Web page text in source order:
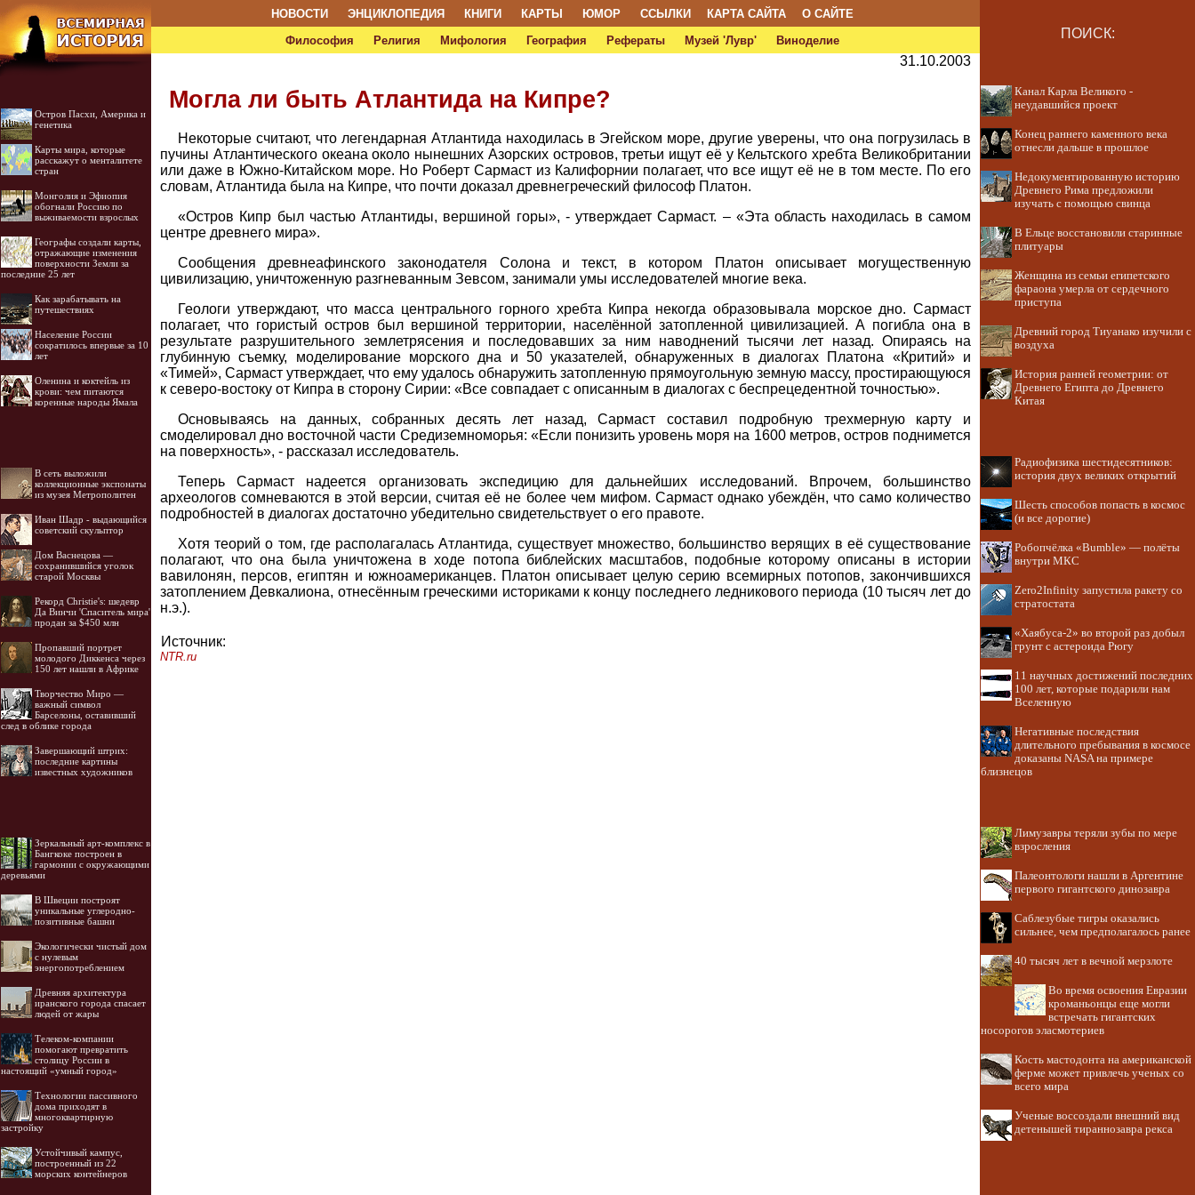
НОВОСТИ ЭНЦИКЛОПЕДИЯ КНИГИ КАРТЫ ЮМОР ССЫЛКИ КАРТА САЙТА
О САЙТЕ
Философия
Религия Мифология География Рефераты Музей 'Лувр' Виноделие ПОИСК:
Остров Пасхи, Америка и
генетика
Карты мира, которые
расскажут о менталитете
стран
Монголия и Эфиопия
обогнали Россию по
выживаемости взрослых
Географы создали карты,
отражающие изменения
поверхности Земли за
последние 25 лет
Как зарабатывать на
путешествиях
Население России
сократилось впервые за 10
лет
Оленина и коктейль из
крови: чем питаются
коренные народы Ямала
В сеть выложили
коллекционные экспонаты
из музея Метрополитен
Иван Шадр - выдающийся
советский скульптор
Дом Васнецова —
сохранившийся уголок
старой Москвы
Рекорд Christie's: шедевр
Да Винчи 'Спаситель мира'
продан за $450 млн
Пропавший портрет
молодого Диккенса через
150 лет нашли в Африке
Творчество Миро —
важный символ
Барселоны, оставивший
след в облике города
Завершающий штрих:
последние картины
известных художников
Зеркальный арт-комплекс в
Бангкоке построен в
гармонии с окружающими
деревьями
В Швеции построят
уникальные углеродно-
позитивные башни
Экологически чистый дом
с нулевым
энергопотреблением
Древняя архитектура
иранского города спасает
людей от жары
Телеком-компании
помогают превратить
столицу России в
настоящий «умный город»
Технологии пассивного
дома приходят в
многоквартирную
застройку
Устойчивый кампус,
построенный из 22
морских контейнеров
31.10.2003
Могла ли быть Атлантида на Кипре?
Некоторые считают, что легендарная Атлантида находилась в Эгейском море, другие уверены, что она погрузилась в
пучины Атлантического океана около нынешних Азорских островов, третьи ищут её у Кельтского хребта Великобритании
или даже в Южно-Китайском море. Но Роберт Сармаст из Калифорнии полагает, что все ищут её не в том месте. По его
словам, Атлантида была на Кипре, что почти доказал древнегреческий философ Платон.
«Остров Кипр был частью Атлантиды, вершиной горы», - утверждает Сармаст. – «Эта область находилась в самом
центре древнего мира».
Сообщения древнеафинского законодателя Солона и текст, в котором Платон описывает могущественную
цивилизацию, уничтоженную разгневанным Зевсом, занимали умы исследователей многие века.
Геологи утверждают, что масса центрального горного хребта Кипра некогда образовывала морское дно. Сармаст
полагает, что гористый остров был вершиной территории, населённой затопленной цивилизацией. А погибла она в
результате разрушительного землетрясения и последовавших за ним наводнений тысячи лет назад. Опираясь на
глубинную съемку, моделирование морского дна и 50 указателей, обнаруженных в диалогах Платона «Критий» и
«Тимей», Сармаст утверждает, что ему удалось обнаружить затопленную прямоугольную земную массу, простирающуюся
к северо-востоку от Кипра в сторону Сирии: «Все совпадает с описанным в диалогах с беспрецедентной точностью».
Основываясь на данных, собранных десять лет назад, Сармаст составил подробную трехмерную карту и
смоделировал дно восточной части Средиземноморья: «Если понизить уровень моря на 1600 метров, остров поднимется
на поверхность», - рассказал исследователь.
Теперь Сармаст надеется организовать экспедицию для дальнейших исследований. Впрочем, большинство
археологов сомневаются в этой версии, считая её не более чем мифом. Сармаст однако убеждён, что само количество
подробностей в диалогах достаточно убедительно свидетельствует о его правоте.
Хотя теорий о том, где располагалась Атлантида, существует множество, большинство верящих в её существование
полагают, что она была уничтожена в ходе потопа библейских масштабов, подобные которому описаны в истории
вавилонян, персов, египтян и южноамериканцев. Платон описывает целую серию всемирных потопов, закончившихся
затоплением Девкалиона, отнесённым греческими историками к концу последнего ледникового периода (10 тысяч лет до
н.э.).
Источник:
NTR.ru
Канал Карла Великого -
неудавшийся проект
Конец раннего каменного века
отнесли дальше в прошлое
Недокументированную историю
Древнего Рима предложили
изучать с помощью свинца
В Ельце восстановили старинные
плитуары
Женщина из семьи египетского
фараона умерла от сердечного
приступа
Древний город Тиуанако изучили с
воздуха
История ранней геометрии: от
Древнего Египта до Древнего
Китая
Радиофизика шестидесятников:
история двух великих открытий
Шесть способов попасть в космос
(и все дорогие)
Робопчёлка «Bumble» — полёты
внутри МКС
Zero2Infinity запустила ракету со
стратостата
«Хаябуса-2» во второй раз добыл
грунт с астероида Рюгу
11 научных достижений последних
100 лет, которые подарили нам
Вселенную
Негативные последствия
длительного пребывания в космосе
доказаны NASA на примере
близнецов
Лимузавры теряли зубы по мере
взросления
Палеонтологи нашли в Аргентине
первого гигантского динозавра
Саблезубые тигры оказались
сильнее, чем предполагалось ранее
40 тысяч лет в вечной мерзлоте
Во время освоения Евразии
кроманьонцы еще могли
встречать гигантских
носорогов эласмотериев
Кость мастодонта на американской
ферме может привлечь ученых со
всего мира
Ученые воссоздали внешний вид
детенышей тираннозавра рекса